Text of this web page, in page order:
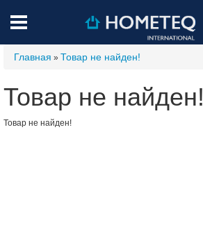
Главная » Товар не найден!
Товар не найден!
Товар не найден!